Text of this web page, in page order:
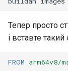
Тепер просто
і вставте
FROM arm64v8/